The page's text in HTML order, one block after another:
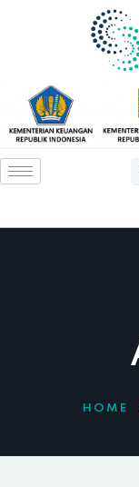
HOME